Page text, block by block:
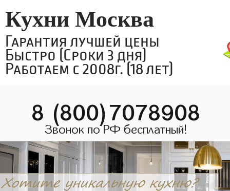
Кухни Москва
Гарантия лучшей цены
Быстро (Сроки 3 дня)
Работаем с 2008г. (18 лет)
8 (800)7078908
Звонок по РФ бесплатный!